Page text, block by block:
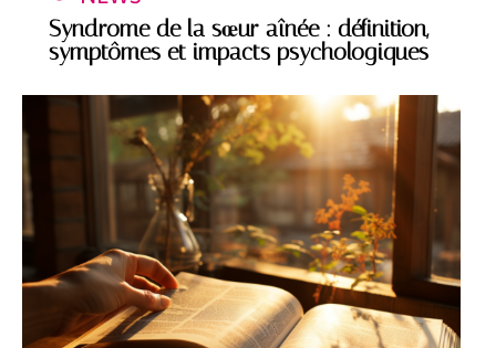
Syndrome de la sœur aînée : définition,
symptômes et impacts psychologiques